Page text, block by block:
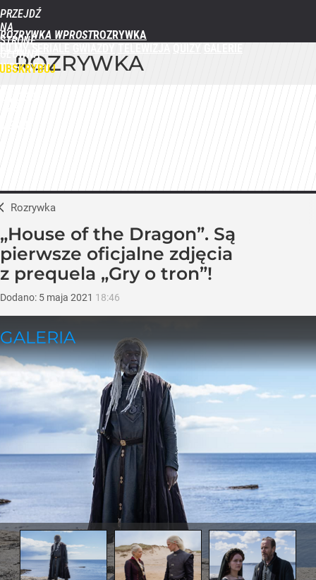
PRZEJDŹ
NA
STRONĘ
GŁÓWNĄ
WPROST.PL
ROZRYWKA WPROST
ROZRYWKA
Rozrywka
„House of the Dragon”. Są
pierwsze oficjalne zdjęcia
z prequela „Gry o tron”!
Dodano: 5 maja 2021 18:46